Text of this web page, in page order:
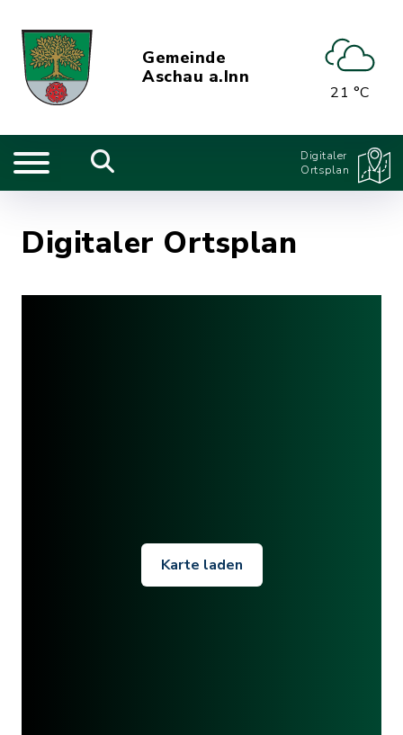
Gemeinde
Aschau a.Inn
21 °C
Digitaler
Ortsplan
Digitaler Ortsplan
Karte laden